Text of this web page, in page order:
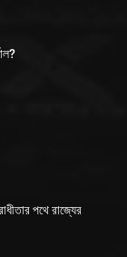
পথে রাজ্যের